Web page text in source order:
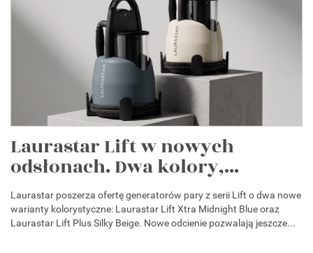
Laurastar Lift w nowych
odsłonach. Dwa kolory,...
Laurastar poszerza ofertę generatorów pary z serii Lift o dwa nowe
warianty kolorystyczne: Laurastar Lift Xtra Midnight Blue oraz
Laurastar Lift Plus Silky Beige. Nowe odcienie pozwalają jeszcze...